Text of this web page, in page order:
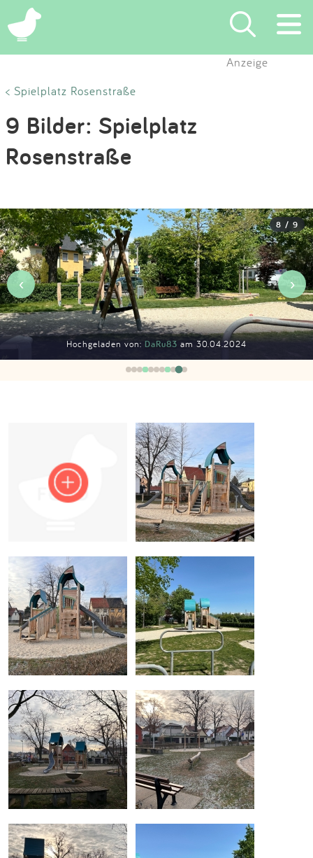
×
Suchen
Eintragen
Blog
Partner
Kontakt
Impressum
Anmelden
Anzeige
< Spielplatz Rosenstraße
9 Bilder: Spielplatz
Rosenstraße
Hochgeladen von: DaRu83 am 30.04.2024
8 / 9
‹ ›